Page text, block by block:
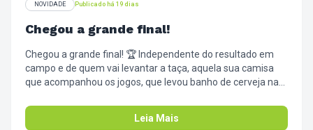
NOVIDADE Publicado há 19 dias
Chegou a grande final!
Chegou a grande final! 🏆 Independente do resultado em
campo e de quem vai levantar a taça, aquela sua camisa
que acompanhou os jogos, que levou banho de cerveja na
cumpriu o papel dela. Agora é hora de dar o descanso que
ela merece. Amanhã, pega a camisa da sorte, a bandeira
Leia Mais